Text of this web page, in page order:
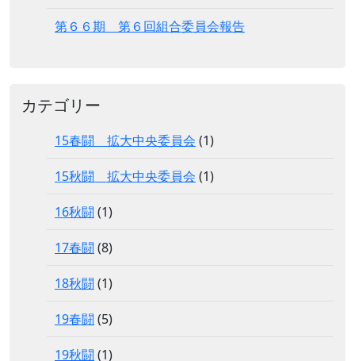
第６６期 第６回組合委員会報告
カテゴリー
15春闘 拡大中央委員会 (1)
15秋闘 拡大中央委員会 (1)
16秋闘 (1)
17春闘 (8)
18秋闘 (1)
19春闘 (5)
19秋闘 (1)